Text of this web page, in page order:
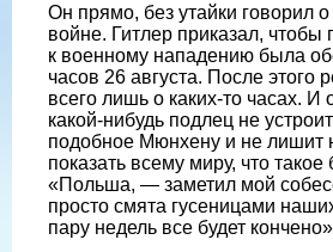
Он прямо, без утайки говорил
войне. Гитлер приказал, чтобы
к военному нападению была
часов 26 августа. После этого
всего лишь о каких-то часах. И
какой-нибудь подлец не
подобное Мюнхену и не лишит
показать всему миру, что такое
«Польша, — заметил мой
просто смята гусеницами
пару недель все будет